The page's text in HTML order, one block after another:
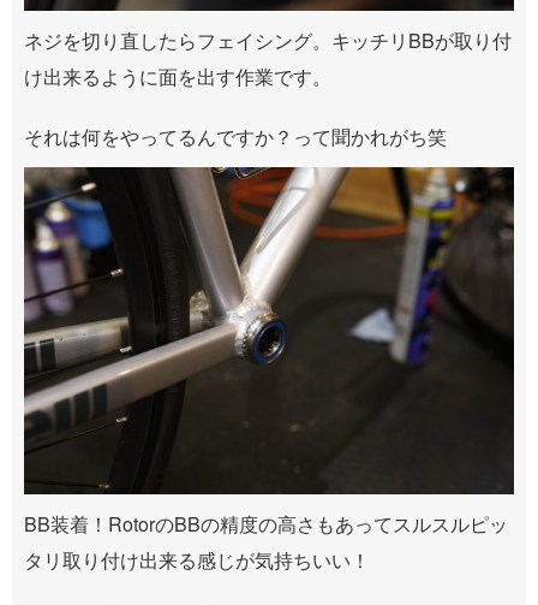
ネジを切り直したらフェイシング。キッチリBBが取り付
け出来るように面を出す作業です。
それは何をやってるんですか？って聞かれがち笑
BB装着！RotorのBBの精度の高さもあってスルスルピッ
タリ取り付け出来る感じが気持ちいい！